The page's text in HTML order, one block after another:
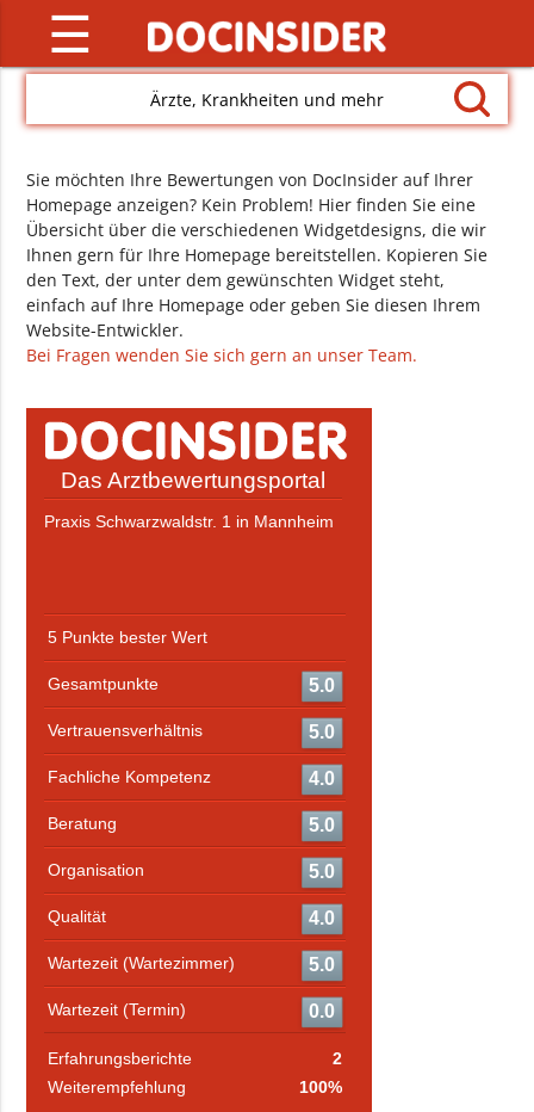
☰
Ärzte, Krankheiten und mehr
Sie möchten Ihre Bewertungen von DocInsider auf Ihrer
Homepage anzeigen? Kein Problem! Hier finden Sie eine
Übersicht über die verschiedenen Widgetdesigns, die wir
Ihnen gern für Ihre Homepage bereitstellen. Kopieren Sie
den Text, der unter dem gewünschten Widget steht,
einfach auf Ihre Homepage oder geben Sie diesen Ihrem
Website-Entwickler.
Bei Fragen wenden Sie sich gern an unser Team.